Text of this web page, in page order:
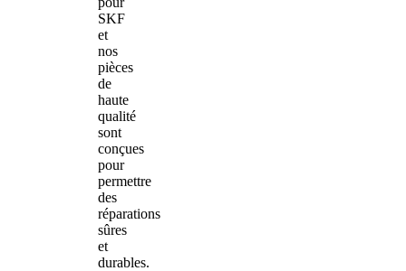
SKF
et
nos
pièces
de
haute
qualité
sont
conçues
pour
permettre
des
réparations
sûres
et
durables.